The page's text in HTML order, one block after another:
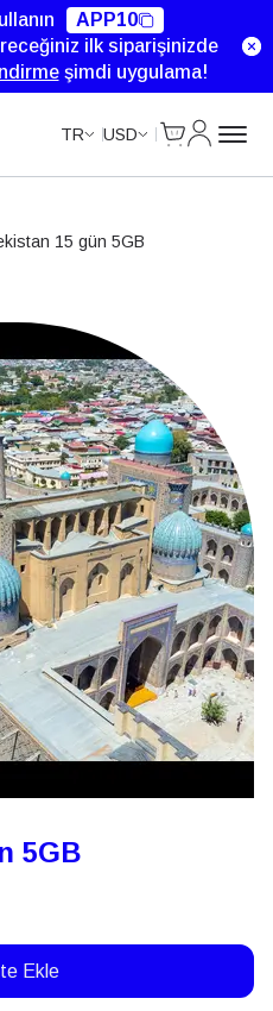
APP10
ilk siparişinizde
şimdi uygulama!
TR USD
15 gün 5GB
5GB
Ekle